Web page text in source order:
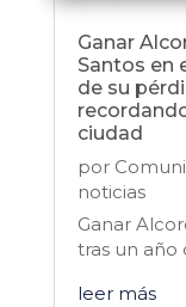
Ganar
Santos en
de su
ciudad
por
noticias
Ganar
tras un año
leer más